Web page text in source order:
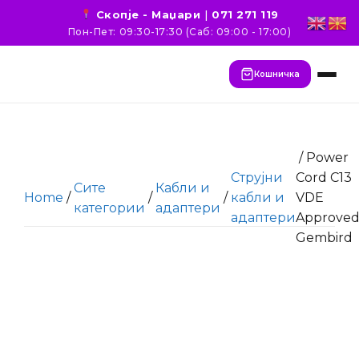
Скопје - Маџари | 071 271 119
Пон-Пет: 09:30-17:30 (Саб: 09:00 - 17:00)
Кошничка
Home /
Сите
категории
/
Кабли и
адаптери
/
Струјни
кабли и
адаптери
/ Power
Cord C13
VDE
Approved
Gembird